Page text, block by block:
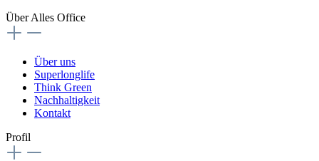
Über Alles Office
Über uns
Superlonglife
Think Green
Nachhaltigkeit
Kontakt
Profil